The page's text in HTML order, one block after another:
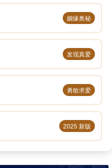
。;
丁）之事。;
福等事。;
姻缘奥秘
发现真爱
勇敢求爱
2025 新版